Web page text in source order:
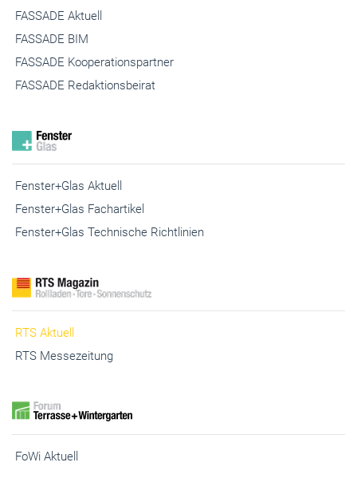
FASSADE Aktuell
FASSADE BIM
FASSADE Kooperationspartner
FASSADE Redaktionsbeirat
Fenster+Glas Aktuell
Fenster+Glas Fachartikel
Fenster+Glas Technische Richtlinien
RTS Aktuell
RTS Messezeitung
FoWi Aktuell